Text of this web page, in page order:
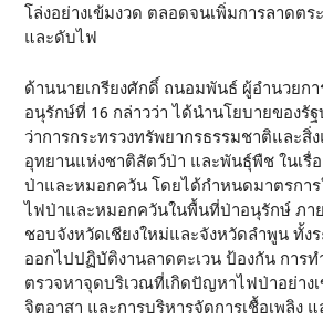
โล่งอย่างเข้มงวด ตลอดจนเพิ่มการลาดตร
และดับไฟ
ด้านนายเกรียงศักดิ์ ถนอมพันธ์ ผู้อำนวยก
อนุรักษ์ที่ 16 กล่าวว่า ได้นำนโยบายของรั
ว่าการกระทรวงทรัพยากรธรรมชาติและสิ่
อุทยานแห่งชาติสัตว์ป่า และพันธุ์พืช ในเรื่
ป่าและหมอกควัน โดยได้กำหนดมาตรกา
ไฟป่าและหมอกควันในพื้นที่ป่าอนุรักษ์ ภา
ชอบจังหวัดเชียงใหม่และจังหวัดลำพูน ทั้ง
ออกไปปฏิบัติงานลาดตะเวน ป้องกัน การ
ตรวจหาจุดบริเวณที่เกิดปัญหาไฟป่าอย่าง
จิตอาสา และการบริหารจัดการเชื้อเพลิง แ